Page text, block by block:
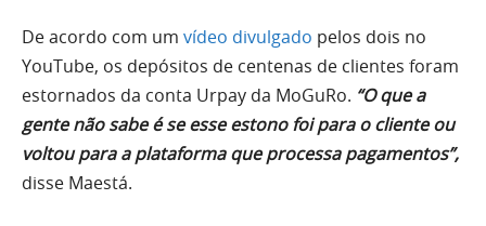
De acordo com um vídeo divulgado pelos dois no
YouTube, os depósitos de centenas de clientes foram
estornados da conta Urpay da MoGuRo. “O que a
gente não sabe é se esse estono foi para o cliente ou
voltou para a plataforma que processa pagamentos”,
disse Maestá.